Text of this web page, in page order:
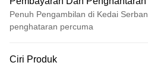
Penuh Pengambilan di Kedai
penghataran percuma
Kad Kredit (Bayaran Penuh)
Ciri Produk